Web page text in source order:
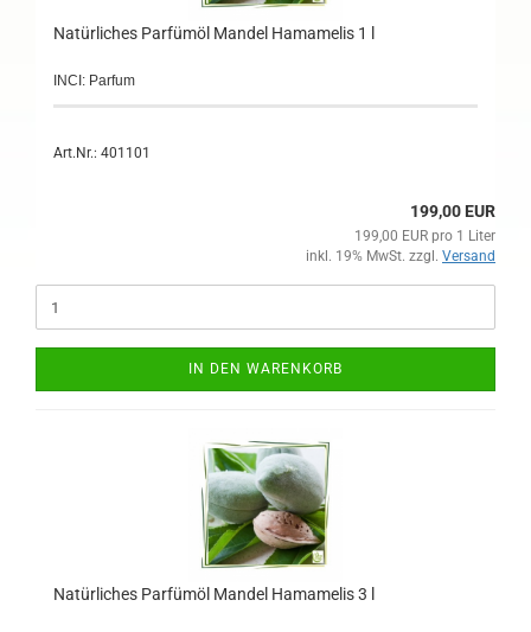
Natürliches Parfümöl Mandel Hamamelis 1 l
INCI: Parfum
Art.Nr.: 401101
199,00 EUR
199,00 EUR pro 1 Liter
inkl. 19% MwSt. zzgl. Versand
IN DEN WARENKORB
Natürliches Parfümöl Mandel Hamamelis 3 l